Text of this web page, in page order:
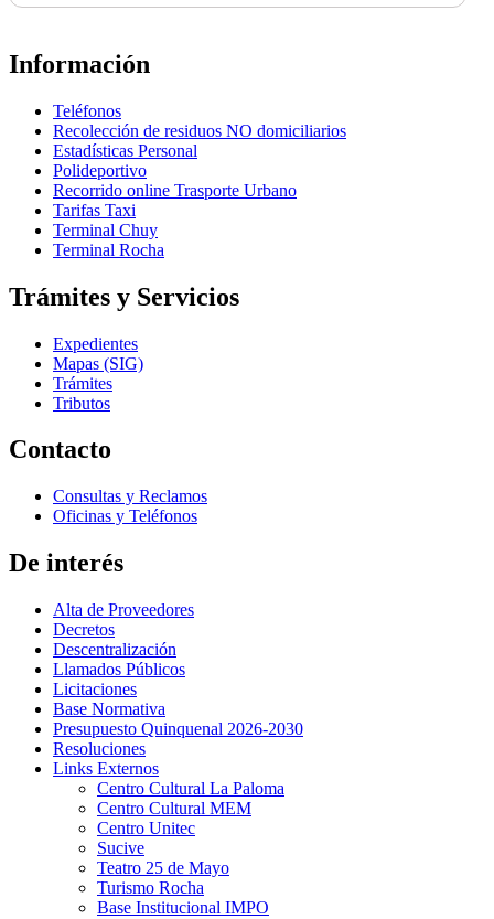
Información
Teléfonos
Recolección de residuos NO domiciliarios
Estadísticas Personal
Polideportivo
Recorrido online Trasporte Urbano
Tarifas Taxi
Terminal Chuy
Terminal Rocha
Trámites y Servicios
Expedientes
Mapas (SIG)
Trámites
Tributos
Contacto
Consultas y Reclamos
Oficinas y Teléfonos
De interés
Alta de Proveedores
Decretos
Descentralización
Llamados Públicos
Licitaciones
Base Normativa
Presupuesto Quinquenal 2026-2030
Resoluciones
Links Externos
Centro Cultural La Paloma
Centro Cultural MEM
Centro Unitec
Sucive
Teatro 25 de Mayo
Turismo Rocha
Base Institucional IMPO